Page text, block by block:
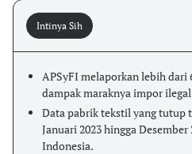
Intinya Sih
APSyFI melaporkan lebih dari
dampak maraknya impor
Data pabrik tekstil yang tutup
Januari 2023 hingga
Indonesia.